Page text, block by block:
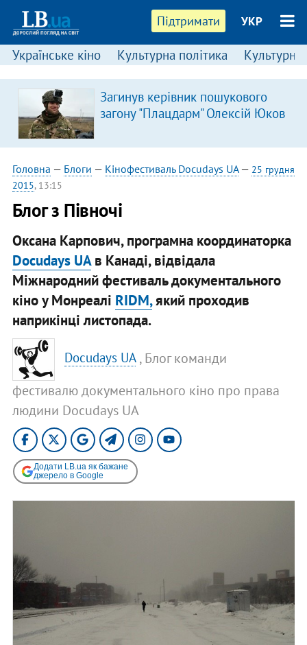
Підтримати УКР
Українське кіно Культурна політика Культурні
Загинув керівник пошукового
загону "Плацдарм" Олексій Юков
Головна — Блоги — Кінофестиваль Docudays UA— 25 грудня
2015, 13:15
Блог з Півночі
Оксана Карпович, програмна координаторка
Docudays UAв Канаді, відвідала
Міжнародний фестиваль документального
кіно у Монреалі RIDM,який проходив
наприкінці листопада.
Docudays UA , Блог команди
фестивалю документального кіно про права
людини Docudays UA
Додати LB.ua як бажане
джерело в Google